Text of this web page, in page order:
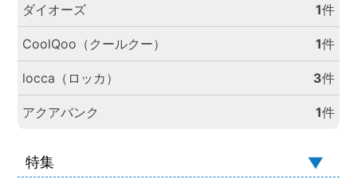
ダイオーズ 1件
CoolQoo（クールクー） 1件
locca（ロッカ） 3件
アクアバンク 1件
特集